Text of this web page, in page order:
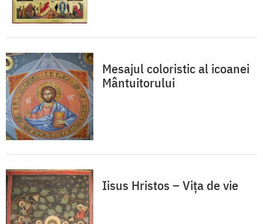
Mesajul coloristic al icoanei
Mântuitorului
Iisus Hristos – Vița de vie